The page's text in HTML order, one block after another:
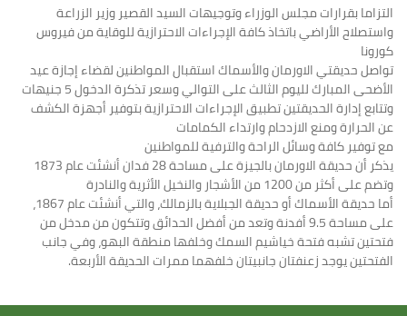
التزاما بقرارات مجلس الوزراء وتوجيهات السيد القصير وزير الزراعة
واستصلاح الأراضي باتخاذ كافة الإجراءات الاحترازية للوقاية من فيروس
كورونا
تواصل حديقتي الاورمان والأسماك استقبال المواطنين لقضاء إجازة عيد
الأضحى المبارك لليوم الثالث على التوالي وسعر تذكرة الدخول 5 جنيهات
وتتابع إدارة الحديقتين تطبيق الإجراءات الاحترازية بتوفير أجهزة الكشف
عن الحرارة ومنع الازدحام وارتداء الكمامات
مع توفير كافة وسائل الراحة والترفية للمواطنين
يذكر أن حديقة الاورمان بالجيزة على مساحة 28 فدان أنشئت عام 1873
وتضم على أكثر من 1200 من الأشجار والنخيل الأثرية والنادرة
أما حديقة الأسماك أو حديقة الجبلاية بالزمالك، والتي أنشئت عام 1867،
على مساحة 9.5 أفدنة وتعد من أفضل الحدائق وتتكون من مدخل من
فتحتين تشبه فتحة خياشيم السمك وخلفها منطقة البهو، وفي جانب
الفتحتين يوجد زعنفتان جانبيتان خلفهما ممرات الحديقة الأربعة.